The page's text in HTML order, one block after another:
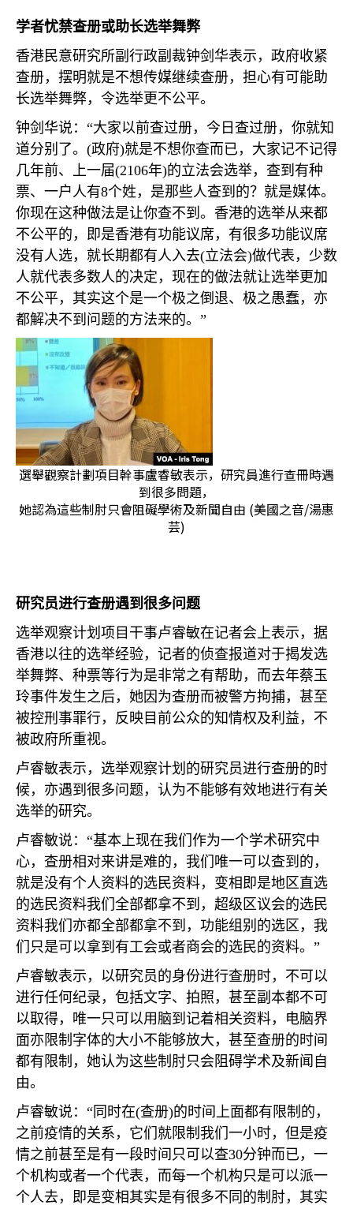
学者忧禁查册或助长选举舞弊
香港民意研究所副行政副裁钟剑华表示，政府收紧
查册，摆明就是不想传媒继续查册，担心有可能助
长选举舞弊，令选举更不公平。
钟剑华说：“大家以前查过册，今日查过册，你就知
道分别了。 (政府)就是不想你查而已，大家记不记得
几年前、上一届(2106年)的立法会选举，查到有种
票、一户人有8个姓，是那些人查到的？就是媒体。
你现在这种做法是让你查不到。香港的选举从来都
不公平的，即是香港有功能议席，有很多功能议席
没有人选，就长期都有人入去(立法会)做代表，少数
人就代表多数人的决定，现在的做法就让选举更加
不公平，其实这个是一个极之倒退、极之愚蠢，亦
都解决不到问题的方法来的。”
選舉觀察計劃項目幹事盧睿敏表示，研究員進行查冊時遇
到很多問題，
她認為這些制肘只會阻礙學術及新聞自由 (美國之音/湯惠
芸)
研究员进行查册遇到很多问题
选举观察计划项目干事卢睿敏在记者会上表示，据
香港以往的选举经验，记者的侦查报道对于揭发选
举舞弊、种票等行为是非常之有帮助，而去年蔡玉
玲事件发生之后，她因为查册而被警方拘捕，甚至
被控刑事罪行，反映目前公众的知情权及利益，不
被政府所重视。
卢睿敏表示，选举观察计划的研究员进行查册的时
候，亦遇到很多问题，认为不能够有效地进行有关
选举的研究。
卢睿敏说：“基本上现在我们作为一个学术研究中
心，查册相对来讲是难的，我们唯一可以查到的，
就是没有个人资料的选民资料，变相即是地区直选
的选民资料我们全部都拿不到，超级区议会的选民
资料我们亦都全部都拿不到，功能组别的选区，我
们只是可以拿到有工会或者商会的选民的资料。”
卢睿敏表示，以研究员的身份进行查册时，不可以
进行任何纪录，包括文字、拍照，甚至副本都不可
以取得，唯一只可以用脑到记着相关资料，电脑界
面亦限制字体的大小不能够放大，甚至查册的时间
都有限制，她认为这些制肘只会阻碍学术及新闻自
由。
卢睿敏说：“同时在(查册)的时间上面都有限制的，
之前疫情的关系，它们就限制我们一小时，但是疫
情之前甚至是有一段时间只可以查30分钟而已，一
个机构或者一个代表，而每一个机构只是可以派一
个人去，即是变相其实是有很多不同的制肘，其实